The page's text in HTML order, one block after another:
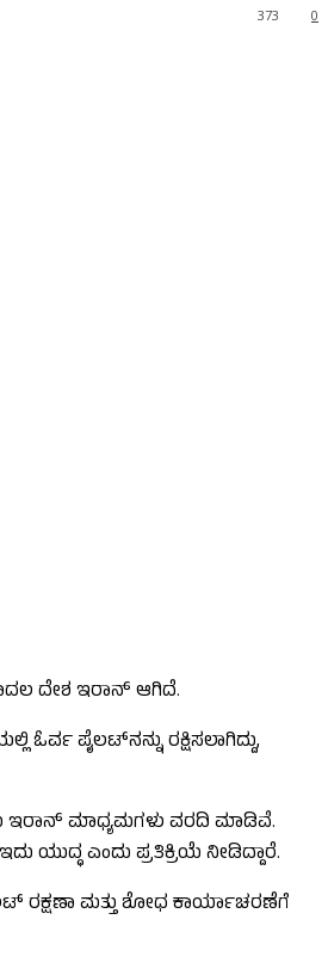
0
373
ದೇಶ ಇರಾನ್‌ ಆಗಿದೆ.
ಪೈಲಟ್​ನನ್ನು ರಕ್ಷಿಸಲಾಗಿದ್ದು,
ಇರಾನ್ ಮಾಧ್ಯಮಗಳು ವರದಿ ಮಾಡಿವೆ.
ಯುದ್ಧ ಎಂದು ಪ್ರತಿಕ್ರಿಯೆ ನೀಡಿದ್ದಾರೆ.
ರಕ್ಷಣಾ ಮತ್ತು ಶೋಧ ಕಾರ್ಯಾಚರಣೆಗೆ